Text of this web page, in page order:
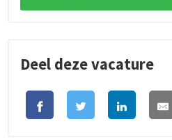
Deel deze vacature